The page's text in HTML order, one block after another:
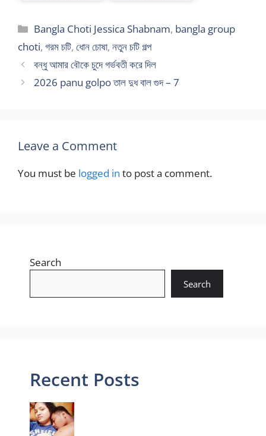
Categories
Bangla Choti Jessica Shabnam, bangla group
choti, গরম চটি, ধোন চোষা, নতুন চটি গল্প
বন্ধু আমার বৌকে চুদে গর্ভবতী করে দিল
2026 panu golpo তাল দুধ বাল গুদ – 7
Leave a Comment
You must be logged in to post a comment.
Search
Search
Recent Posts